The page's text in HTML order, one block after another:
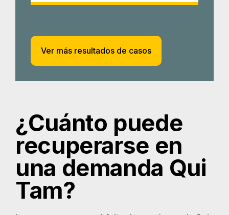
Ver más resultados de casos
¿Cuánto puede
recuperarse en
una demanda Qui
Tam?